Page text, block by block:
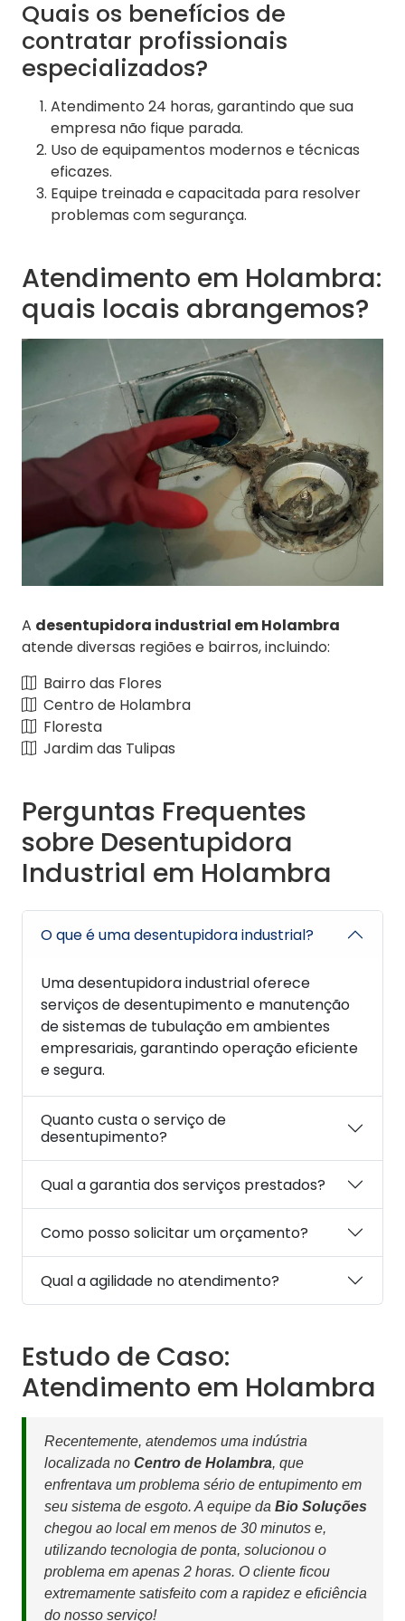
Quais os benefícios de
contratar profissionais
especializados?
Atendimento 24 horas, garantindo que sua
empresa não fique parada.
Uso de equipamentos modernos e técnicas
eficazes.
Equipe treinada e capacitada para resolver
problemas com segurança.
Atendimento em Holambra:
quais locais abrangemos?
A desentupidora industrial em Holambra
atende diversas regiões e bairros, incluindo:
Bairro das Flores
Centro de Holambra
Floresta
Jardim das Tulipas
Perguntas Frequentes
sobre Desentupidora
Industrial em Holambra
O que é uma desentupidora industrial?
Uma desentupidora industrial oferece
serviços de desentupimento e manutenção
de sistemas de tubulação em ambientes
empresariais, garantindo operação eficiente
e segura.
Quanto custa o serviço de
desentupimento?
Qual a garantia dos serviços prestados?
Como posso solicitar um orçamento?
Qual a agilidade no atendimento?
Estudo de Caso:
Atendimento em Holambra
Recentemente, atendemos uma indústria
localizada no Centro de Holambra, que
enfrentava um problema sério de entupimento em
seu sistema de esgoto. A equipe da Bio Soluções
chegou ao local em menos de 30 minutos e,
utilizando tecnologia de ponta, solucionou o
problema em apenas 2 horas. O cliente ficou
extremamente satisfeito com a rapidez e eficiência
do nosso serviço!